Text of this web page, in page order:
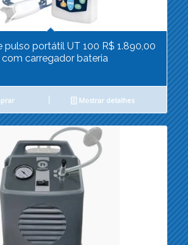
pulso portátil UT 100 R$ 1.890,00
com carregador bateria
Mostrar detalhes